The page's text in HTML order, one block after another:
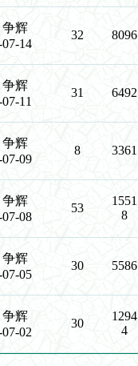
争辉
07-14
32 8096
争辉
11
31 6492
争辉
09
8 3361
争辉
08
53
1551
8
争辉
07-05
30 5586
争辉
02
30
1294
4